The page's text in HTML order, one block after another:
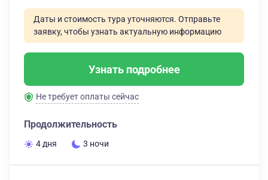
Даты и стоимость тура уточняются. Отправьте
заявку, чтобы узнать актуальную информацию
Узнать подробнее
Не требует оплаты сейчас
Продолжительность
4 дня 3 ночи